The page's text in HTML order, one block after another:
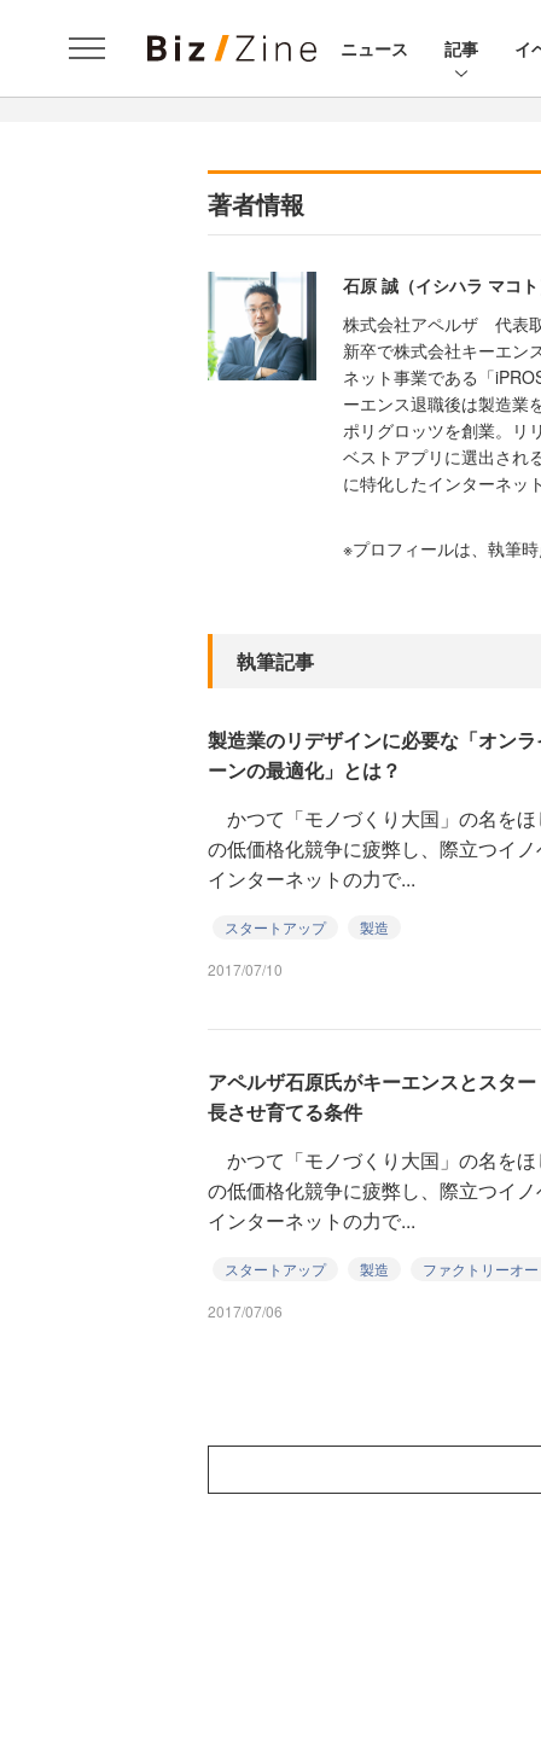
ニュース 記事 イ
著者情報
石原 誠（イシハラ マコト
株式会社アペルザ 代表
新卒で株式会社キーエン
ネット事業である「
ーエンス退職後は製造業
ポリグロッツを創業。リ
ベストアプリに選出され
に特化したインターネッ
※プロフィールは、執筆
執筆記事
製造業のリデザインに必要な「オン
ーンの最適化」とは？
かつて「モノづくり大国」の名を
の低価格化競争に疲弊し、際立つイノ
インターネットの力で...
スタートアップ 製造
2017/07/10
アペルザ石原氏がキーエンスとスタ
長させ育てる条件
かつて「モノづくり大国」の名を
の低価格化競争に疲弊し、際立つイノ
インターネットの力で...
スタートアップ 製造 ファクトリーオ
2017/07/06